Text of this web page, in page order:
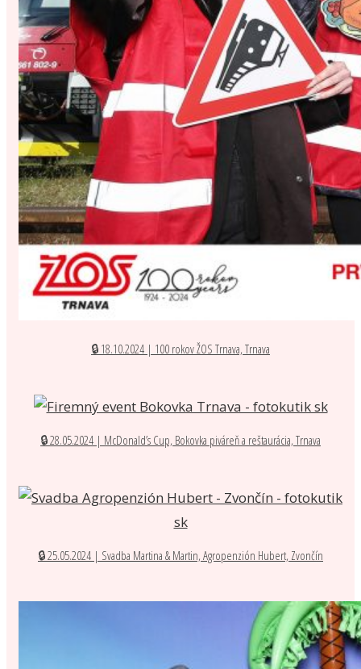
🔒 18.10.2024 | 100 rokov ŽOS Trnava, Trnava
🔒 28.05.2024 | McDonald’s Cup, Bokovka piváreň a reštaurácia, Trnava
🔒 25.05.2024 | Svadba Martina & Martin, Agropenzión Hubert, Zvončín